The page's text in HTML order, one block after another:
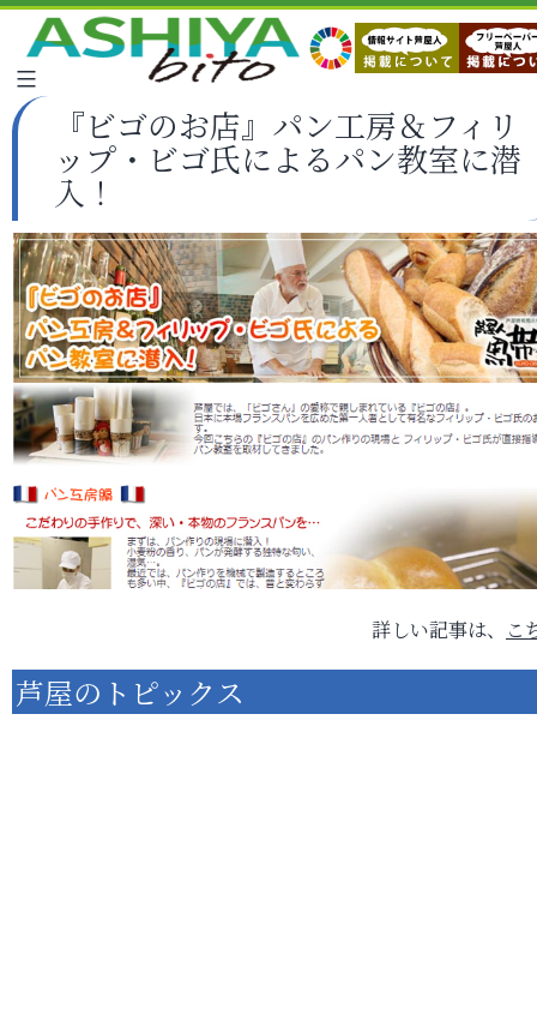
『ビゴのお店』パン工房＆フィリ
ップ・ビゴ氏によるパン教室に潜
入！
詳しい記事は、 こ
芦屋のトピックス